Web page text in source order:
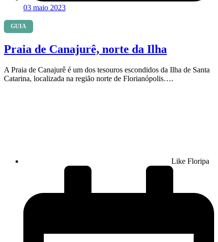
03 maio 2023
GUIA
Praia de Canajurê, norte da Ilha
A Praia de Canajurê é um dos tesouros escondidos da Ilha de Santa
Catarina, localizada na região norte de Florianópolis….
Like Floripa